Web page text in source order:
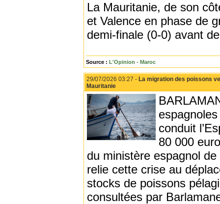
La Mauritanie, de son
et Valence en phase de
demi‑finale (0‑0) avant
Source : L'Opinion - Maroc
29/07/2026 03:27 - La migration des poissons
Mauritanie
conduit
80 000
du ministère espagnol de
relie cette crise au
stocks de poissons
consultées par